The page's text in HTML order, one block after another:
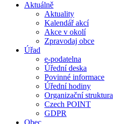
Aktuálně
Aktuality
Kalendář akcí
Akce v okolí
Zpravodaj obce
Úřad
e-podatelna
Úřední deska
Povinné informace
Úřední hodiny
Organizační struktura
Czech POINT
GDPR
Obec